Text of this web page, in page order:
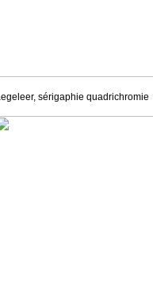
sérigaphie quadrichromie